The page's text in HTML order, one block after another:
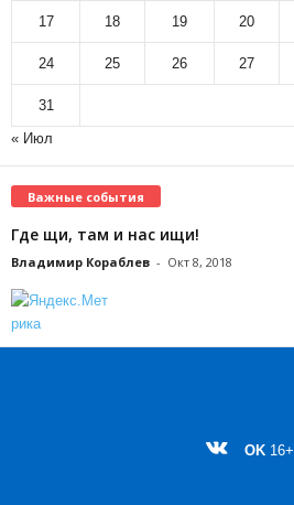
17 18 19 20
24 25 26 27
31
« Июл
Важные события
Где щи, там и нас ищи!
Владимир Кораблев - Окт 8, 2018
OK 16+